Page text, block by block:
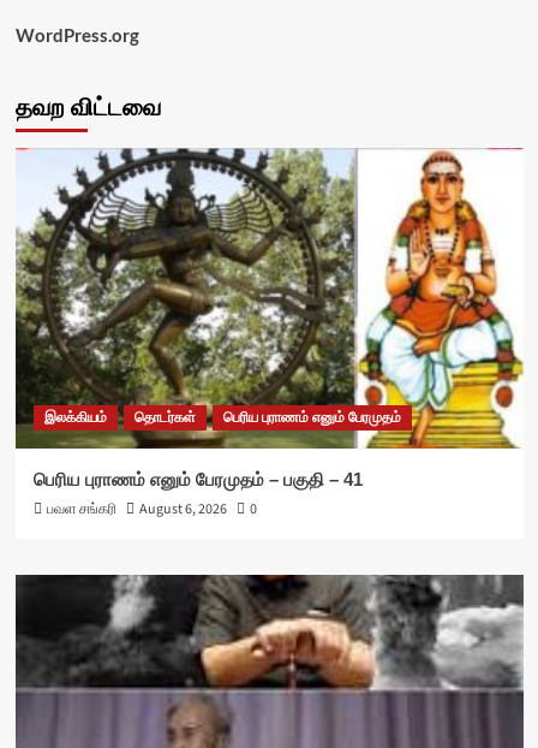
WordPress.org
தவற விட்டவை
இலக்கியம் தொடர்கள் பெரிய புராணம் எனும் பேரமுதம்
பெரிய புராணம் எனும் பேரமுதம் – பகுதி – 41
பவள சங்கரி
August 6, 2026 0